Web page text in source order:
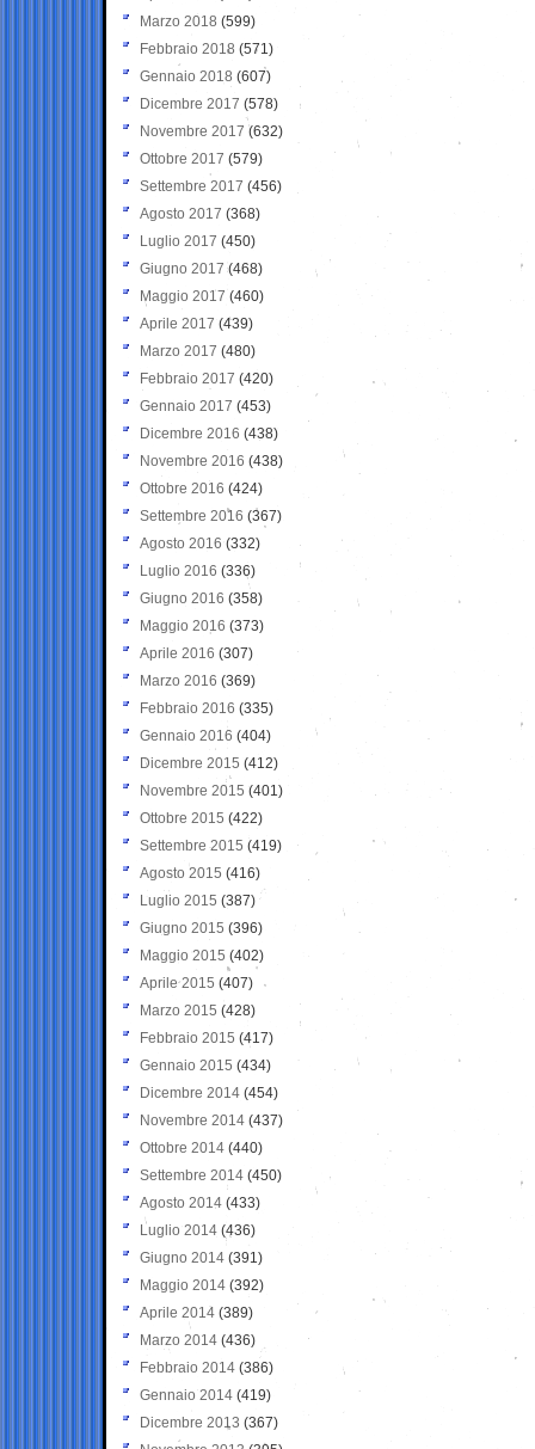
Marzo 2018 (599)
Febbraio 2018 (571)
Gennaio 2018 (607)
Dicembre 2017 (578)
Novembre 2017 (632)
Ottobre 2017 (579)
Settembre 2017 (456)
Agosto 2017 (368)
Luglio 2017 (450)
Giugno 2017 (468)
Maggio 2017 (460)
Aprile 2017 (439)
Marzo 2017 (480)
Febbraio 2017 (420)
Gennaio 2017 (453)
Dicembre 2016 (438)
Novembre 2016 (438)
Ottobre 2016 (424)
Settembre 2016 (367)
Agosto 2016 (332)
Luglio 2016 (336)
Giugno 2016 (358)
Maggio 2016 (373)
Aprile 2016 (307)
Marzo 2016 (369)
Febbraio 2016 (335)
Gennaio 2016 (404)
Dicembre 2015 (412)
Novembre 2015 (401)
Ottobre 2015 (422)
Settembre 2015 (419)
Agosto 2015 (416)
Luglio 2015 (387)
Giugno 2015 (396)
Maggio 2015 (402)
Aprile 2015 (407)
Marzo 2015 (428)
Febbraio 2015 (417)
Gennaio 2015 (434)
Dicembre 2014 (454)
Novembre 2014 (437)
Ottobre 2014 (440)
Settembre 2014 (450)
Agosto 2014 (433)
Luglio 2014 (436)
Giugno 2014 (391)
Maggio 2014 (392)
Aprile 2014 (389)
Marzo 2014 (436)
Febbraio 2014 (386)
Gennaio 2014 (419)
Dicembre 2013 (367)